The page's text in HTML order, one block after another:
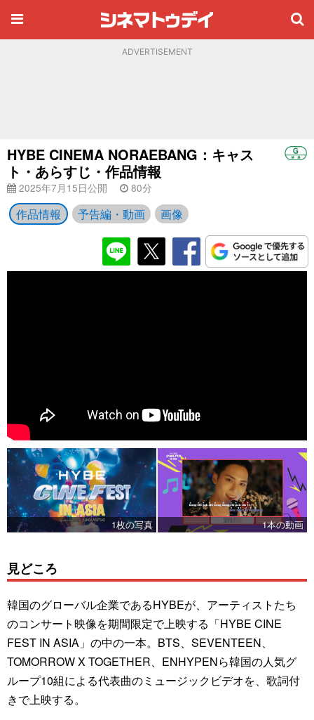
ADVERTISEMENT
HYBE CINEMA NORAEBANG：キャス
ト・あらすじ・作品情報
2025年7月15日公開 80分
作品情報 予告編・動画 画像
1枚の写真 1本の動画
見どころ
韓国のグローバル企業であるHYBEが、アーティストたち
のコンサート映像を期間限定で上映する「HYBE CINE
FEST IN ASIA」の中の一本。BTS、SEVENTEEN、
TOMORROW X TOGETHER、ENHYPENら韓国の人気グ
ループ10組による代表曲のミュージックビデオを、歌詞付
きで上映する。